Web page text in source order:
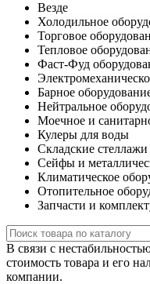
Везде
Холодильное
Торговое
Тепловое
Фаст-Фуд
Барное
Нейтральное
Моечное и
Кулеры для воды
Складские стеллажи
Сейфы и
Климатическое
Отопительное
Запчасти и
В связи с
стоимость товара и его
компании.